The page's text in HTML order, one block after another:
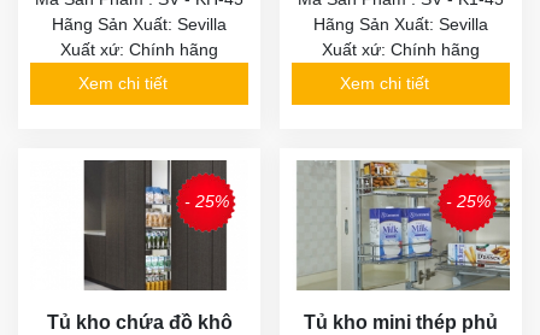
Hãng Sản Xuất: Sevilla
Xuất xứ: Chính hãng
Xem chi tiết
Hãng Sản Xuất: Sevilla
Xuất xứ: Chính hãng
Xem chi tiết
- 25%
Tủ kho chứa đồ khô
- 25%
Tủ kho mini thép phủ